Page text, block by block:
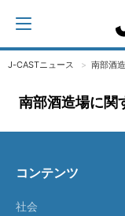
J-CASTニュース 南部酒
南部酒造場に関
コンテンツ
社会